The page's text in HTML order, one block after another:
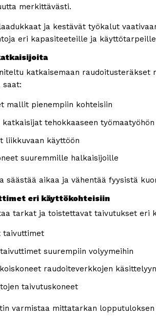
merkittävästi.
ja kestävät työkalut
eri kapasiteeteille ja
katkaisemaan
saat:
mallit pienempiin kohteisiin
tehokkaaseen työmaatyöhön
liikkuvaan käyttöön
suuremmille halkaisijoille
säästää aikaa ja vähentää fyysistä
eri käyttökohteisiin
tarkat ja toistettavat taivutukset eri
taivuttimet
suurempiin volyymeihin
raudoiteverkkojen käsittelyyn
taivutuskoneet
varmistaa mittatarkan